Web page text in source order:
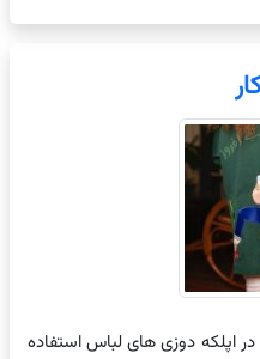
اپلکه دوزی های لباس استفاده